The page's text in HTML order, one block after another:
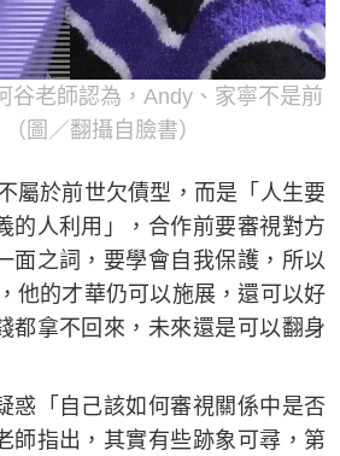
谷老師認為，Andy、家寧不是前
圖／翻攝自臉書）
屬於前世欠債型，而是「人生要
的人利用」，合作前要審視對方
面之詞，要學會自我保護，所以
他的才華仍可以施展，還可以好
都拿不回來，未來還是可以翻身
惑「自己該如何審視關係中是否
師指出，其實有些跡象可尋，第